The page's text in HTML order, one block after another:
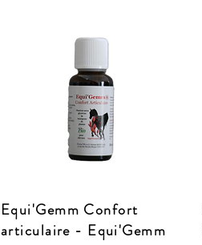
Equi'Gemm Confort
articulaire - Equi'Gemm